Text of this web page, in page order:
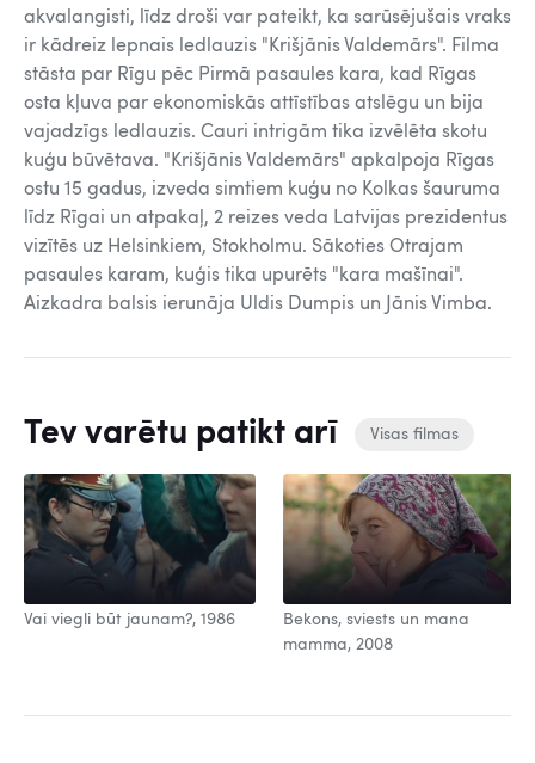
akvalangisti, līdz droši var pateikt, ka sarūsējušais vraks
ir kādreiz lepnais ledlauzis "Krišjānis Valdemārs". Filma
stāsta par Rīgu pēc Pirmā pasaules kara, kad Rīgas
osta kļuva par ekonomiskās attīstības atslēgu un bija
vajadzīgs ledlauzis. Cauri intrigām tika izvēlēta skotu
kuģu būvētava. "Krišjānis Valdemārs" apkalpoja Rīgas
ostu 15 gadus, izveda simtiem kuģu no Kolkas šauruma
līdz Rīgai un atpakaļ, 2 reizes veda Latvijas prezidentus
vizītēs uz Helsinkiem, Stokholmu. Sākoties Otrajam
pasaules karam, kuģis tika upurēts "kara mašīnai".
Aizkadra balsis ierunāja Uldis Dumpis un Jānis Vimba.
Tev varētu patikt arī Visas filmas
Vai viegli būt jaunam?, 1986
Bekons, sviests un mana
mamma, 2008